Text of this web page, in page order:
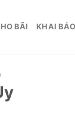
BÃI KHAI